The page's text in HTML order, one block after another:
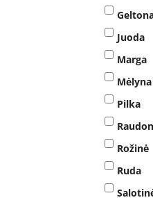
Juoda
Marga
Mėlyna
Pilka
Rožinė
Ruda